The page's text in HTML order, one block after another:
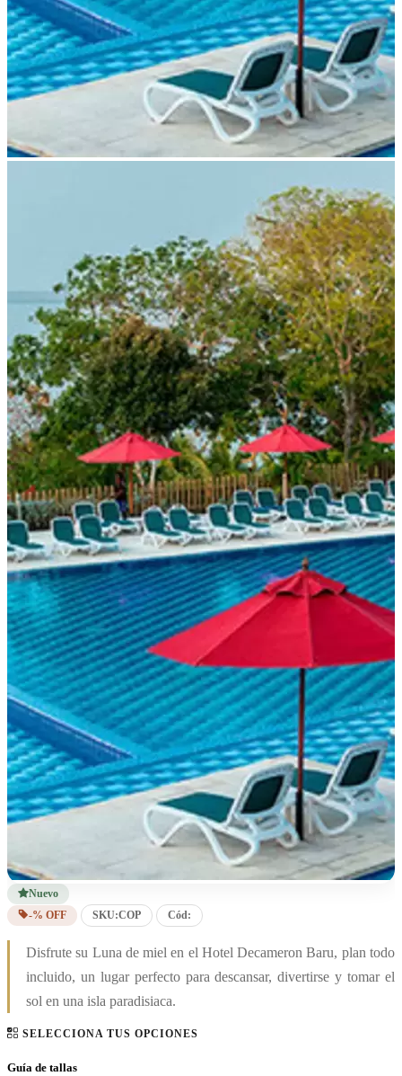
Nuevo
-% OFF
SKU:COP Cód:
Disfrute su Luna de miel en el Hotel Decameron Baru, plan todo
incluido, un lugar perfecto para descansar, divertirse y tomar el
sol en una isla paradisiaca.
SELECCIONA TUS OPCIONES
Guía de tallas